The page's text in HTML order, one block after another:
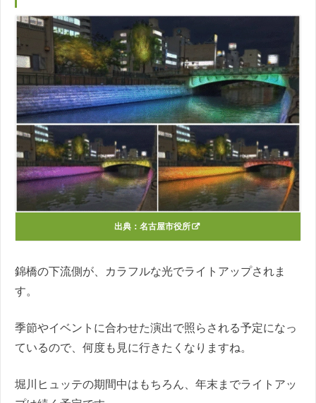
出典： 名古屋市役所
錦橋の下流側が、カラフルな光でライトアップされま
す。
季節やイベントに合わせた演出で照らされる予定になっ
ているので、何度も見に行きたくなりますね。
堀川ヒュッテの期間中はもちろん、年末までライトアッ